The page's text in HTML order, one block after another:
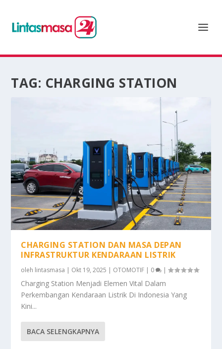
TAG: CHARGING STATION
CHARGING STATION DAN MASA DEPAN
INFRASTRUKTUR KENDARAAN LISTRIK
oleh lintasmasa | Okt 19, 2025 | OTOMOTIF | 0 |
Charging Station Menjadi Elemen Vital Dalam
Perkembangan Kendaraan Listrik Di Indonesia Yang
Kini...
BACA SELENGKAPNYA